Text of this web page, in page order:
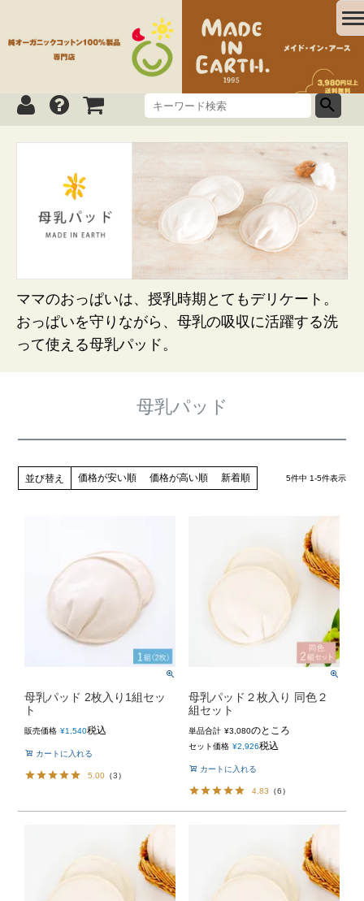
ママのおっぱいは、授乳時期とてもデリケート。
おっぱいを守りながら、母乳の吸収に活躍する洗
って使える母乳パッド。
母乳パッド
並び替え 価格が安い順 価格が高い順 新着順 5件中 1-5件表示
母乳パッド 2枚入り1組セッ
ト
販売価格 ¥1,540税込
カートに入れる
5.00 （3）
母乳パッド２枚入り 同色２
組セット
単品合計 ¥3,080のところ
セット価格 ¥2,926税込
カートに入れる
4.83 （6）